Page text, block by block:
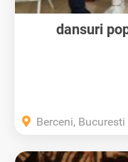
dansuri
Berceni, Bucuresti